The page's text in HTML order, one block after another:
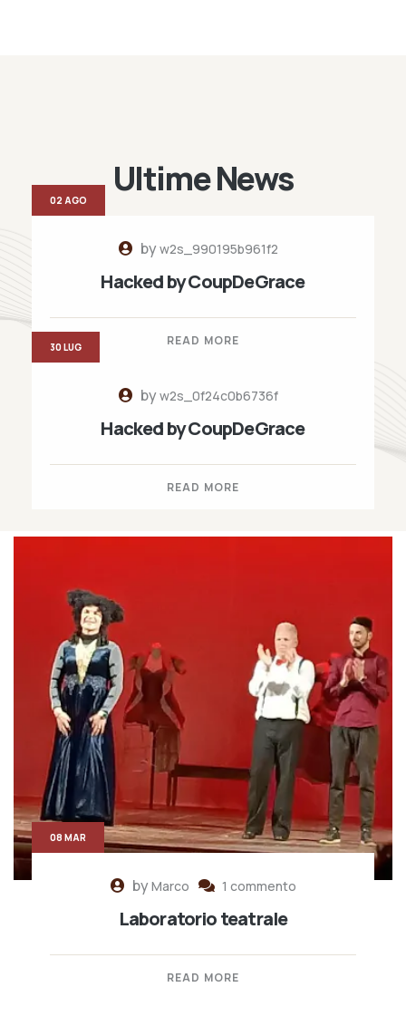
Ultime News
byw2s_990195b961f2
Hacked by CoupDeGrace
READ MORE
02 AGO
byw2s_0f24c0b6736f
Hacked by CoupDeGrace
READ MORE
30 LUG
byMarco 1 commento
Laboratorio teatrale
READ MORE
08 MAR